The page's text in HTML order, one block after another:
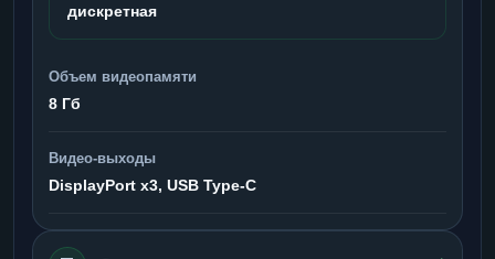
дискретная
Объем видеопамяти
8 Гб
Видео-выходы
DisplayPort x3, USB Type-C